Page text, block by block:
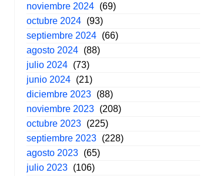
noviembre 2024 (69)
octubre 2024 (93)
septiembre 2024 (66)
agosto 2024 (88)
julio 2024 (73)
junio 2024 (21)
diciembre 2023 (88)
noviembre 2023 (208)
octubre 2023 (225)
septiembre 2023 (228)
agosto 2023 (65)
julio 2023 (106)